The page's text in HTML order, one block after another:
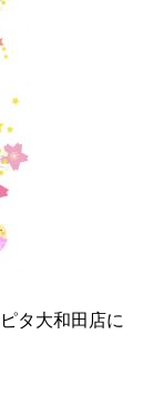
タ大和田店に